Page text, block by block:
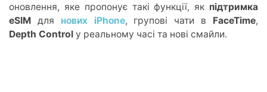
оновлення, яке пропонує такі функції, як підтримка
eSIM для нових iPhone, групові чати в FaceTime,
Depth Control у реальному часі та нові смайли.